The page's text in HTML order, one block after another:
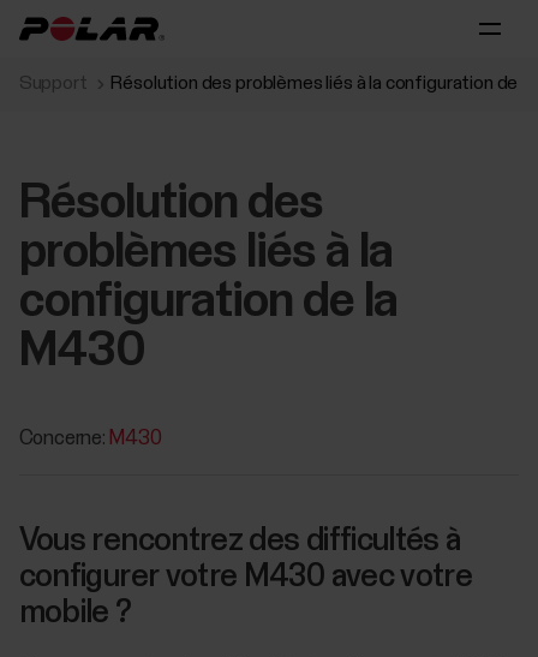
Support Résolution des problèmes liés à la configuration de
Résolution des
problèmes liés à la
configuration de la
M430
Concerne: M430
Vous rencontrez des difficultés à
configurer votre M430 avec votre
mobile ?